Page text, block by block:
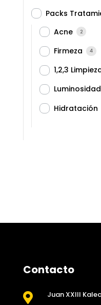
Packs
Acne 2
Firmeza 4
1,2,3
Luminosidad
Hidratación
Contacto
 Juan XXIII